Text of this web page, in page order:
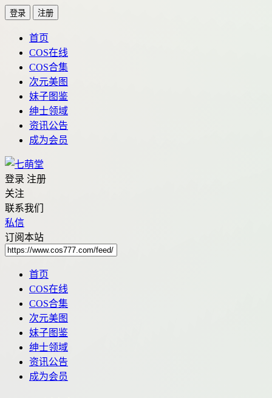
登录 注册
首页
COS在线
COS合集
次元美图
妹子图鉴
绅士领域
资讯公告
成为会员
登录 注册
关注
联系我们
私信
订阅本站
首页
COS在线
COS合集
次元美图
妹子图鉴
绅士领域
资讯公告
成为会员